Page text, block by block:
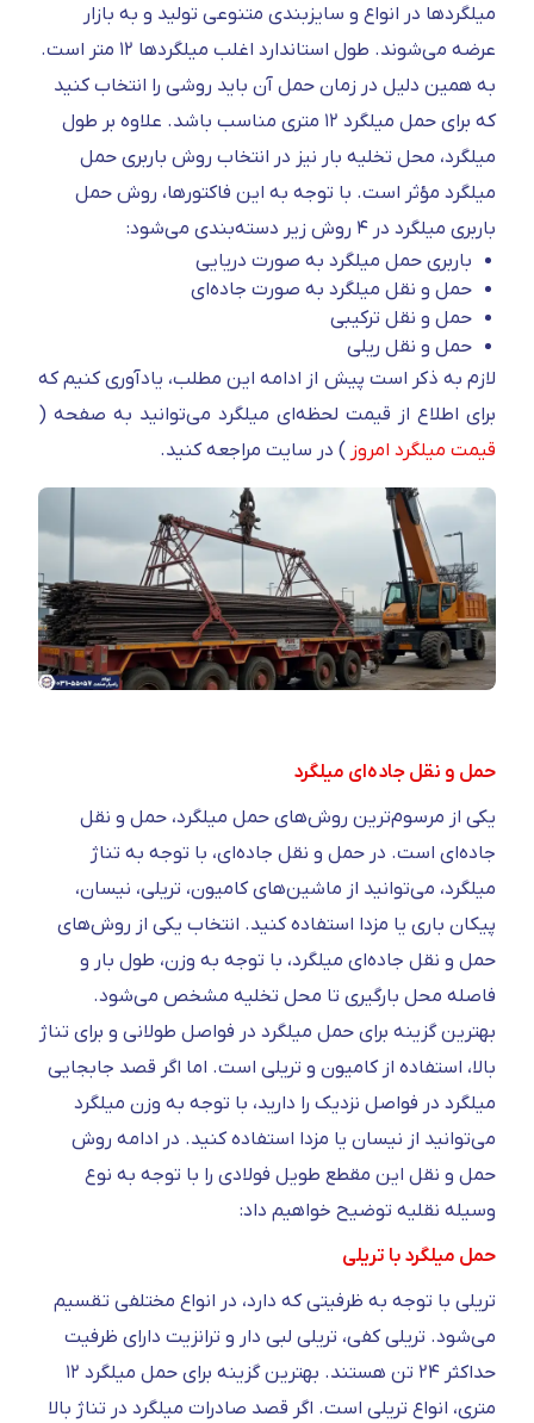
میلگرد‌ها در انواع و سایز‌بندی متنوعی تولید و به بازار
عرضه می‌شوند. طول استاندارد اغلب میلگرد‌ها ۱۲ متر است.
به همین دلیل در زمان حمل آن باید روشی را انتخاب کنید
که برای حمل میلگرد ۱۲ متری مناسب باشد. علاوه بر طول
میلگرد، محل تخلیه بار نیز در انتخاب روش باربری حمل
میلگرد مؤثر است. با توجه به این فاکتور‌ها، روش حمل
باربری میلگرد در ۴ روش زیر دسته‌بندی می‌شود:
باربری حمل میلگرد به صورت دریایی
حمل و نقل میلگرد به صورت جاده‌ای
حمل و نقل ترکیبی
حمل و نقل ریلی
لازم به ذکر است پیش از ادامه این مطلب، یادآوری کنیم که
برای اطلاع از قیمت لحظه‌ای میلگرد می‌توانید به صفحه (
قیمت میلگرد امروز ) در سایت مراجعه کنید.
حمل و نقل جاده‌ای میلگرد
یکی از مرسوم‌ترین روش‌های حمل میلگرد، حمل و نقل
جاده‌ای است. در حمل و نقل جاده‌ای، با توجه به تناژ
میلگرد، می‌توانید از ماشین‌های کامیون، تریلی، نیسان،
پیکان باری یا مزدا استفاده کنید. انتخاب یکی از روش‌های
حمل و نقل جاده‌ای میلگرد، با توجه به وزن، طول بار و
فاصله محل بارگیری تا محل تخلیه مشخص می‌شود.
بهترین گزینه برای حمل میلگرد در فواصل طولانی و برای تناژ
بالا، استفاده از کامیون و تریلی است. اما اگر قصد جابجایی
میلگرد در فواصل نزدیک را دارید، با توجه به وزن میلگرد
می‌توانید از نیسان یا مزدا استفاده کنید. در ادامه روش
حمل و نقل این مقطع طویل فولادی را با توجه به نوع
وسیله نقلیه توضیح خواهیم داد:
حمل میلگرد با تریلی
تریلی با توجه به ظرفیتی که دارد، در انواع مختلفی تقسیم
می‌شود. تریلی کفی، تریلی لبی دار و ترانزیت دارای ظرفیت
حداکثر ۲۴ تن هستند. بهترین گزینه برای حمل میلگرد ۱۲
متری، انواع تریلی است. اگر قصد صادرات میلگرد در تناژ بالا